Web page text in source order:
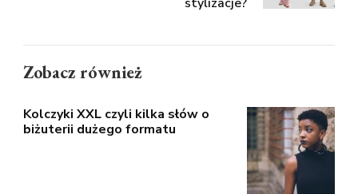
Zobacz również
Kolczyki XXL czyli kilka słów o
biżuterii dużego formatu